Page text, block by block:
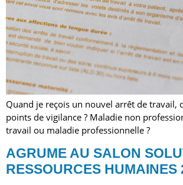
Quand je reçois un nouvel arrêt de travail,
points de vigilance ? Maladie non
travail ou maladie professionnelle ?
AGRUME AU SALON
RESSOURCES HUMAINES